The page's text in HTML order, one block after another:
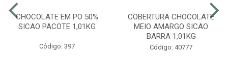
CHOCOLATE EM PO 50%
SICAO PACOTE 1,01KG
Código: 397
COBERTURA CHOCOLATE
MEIO AMARGO SICAO
BARRA 1,01KG
Código: 40777